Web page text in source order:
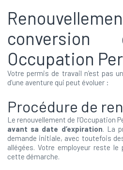
Occupation
Votre permis de travail n’est pas
d’une aventure qui peut évoluer :
Procédure de
Le renouvellement de l’Occupation
avant sa date d’expiration. La
demande initiale, avec toutefois
allégées. Votre employeur reste
cette démarche.